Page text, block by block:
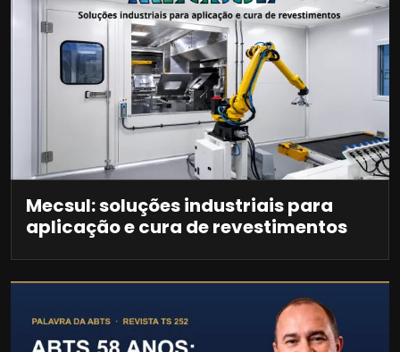
Mecsul: soluções industriais para
aplicação e cura de revestimentos